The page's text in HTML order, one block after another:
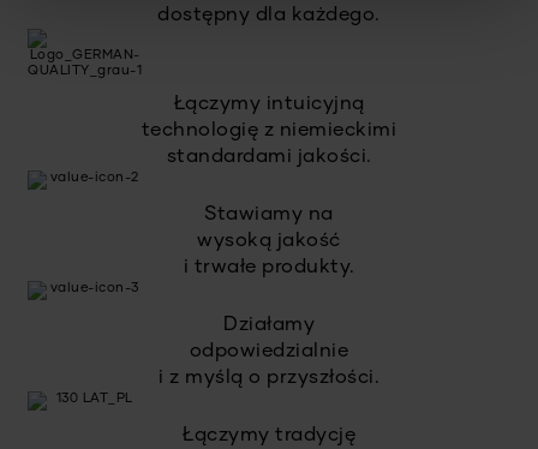
dostępny dla każdego.
Łączymy intuicyjną
technologię z niemieckimi
standardami jakości.
Stawiamy na
wysoką jakość
i trwałe produkty.
Działamy
odpowiedzialnie
i z myślą o przyszłości.
Łączymy tradycję